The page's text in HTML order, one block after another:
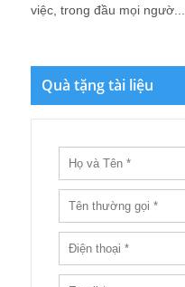
việc, trong đầu mọi ngườ...
Quà tặng tài liệu